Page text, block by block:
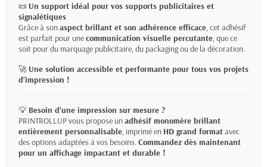
📜 Un support idéal pour vos supports publicitaires et
signalétiques
Grâce à sonaspect brillant et son adhérence efficace, cet adhésif
est parfait pour unecommunication visuelle percutante, que ce
soit pour du marquage publicitaire, du packaging ou de la décoration.
🚀 Une solution accessible et performante pour tous vos projets
d’impression !
💡 Besoin d’une impression sur mesure ?
PRINTROLLUP vous propose unadhésif monomère brillant
entièrement personnalisable, imprimé en HD grand formatavec
des options adaptées à vos besoins.Commandez dès maintenant
pour un affichage impactant et durable !